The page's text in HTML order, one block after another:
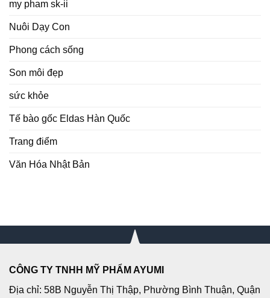
my pham sk-ii
Nuôi Dạy Con
Phong cách sống
Son môi đẹp
sức khỏe
Tế bào gốc Eldas Hàn Quốc
Trang điểm
Văn Hóa Nhật Bản
CÔNG TY TNHH MỸ PHẨM AYUMI
Địa chỉ: 58B Nguyễn Thị Thập, Phường Bình Thuận, Quận